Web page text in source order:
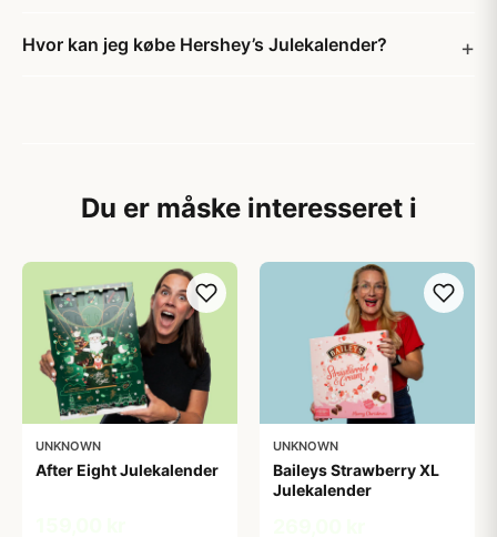
Hvor kan jeg købe Hershey’s Julekalender?
Du er måske interesseret i
UNKNOWN
After Eight Julekalender
UNKNOWN
Baileys Strawberry XL
Julekalender